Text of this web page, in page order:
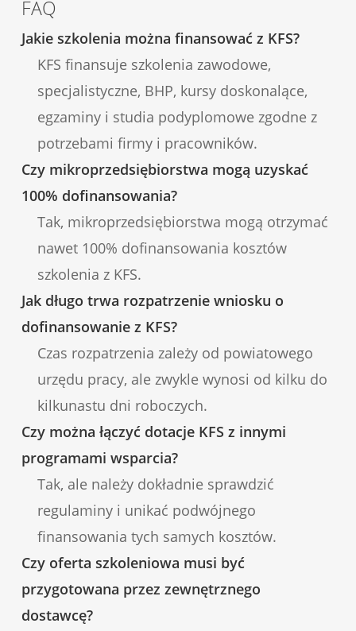
FAQ
Jakie szkolenia można finansować z KFS?
KFS finansuje szkolenia zawodowe,
specjalistyczne, BHP, kursy doskonalące,
egzaminy i studia podyplomowe zgodne z
potrzebami firmy i pracowników.
Czy mikroprzedsiębiorstwa mogą uzyskać
100% dofinansowania?
Tak, mikroprzedsiębiorstwa mogą otrzymać
nawet 100% dofinansowania kosztów
szkolenia z KFS.
Jak długo trwa rozpatrzenie wniosku o
dofinansowanie z KFS?
Czas rozpatrzenia zależy od powiatowego
urzędu pracy, ale zwykle wynosi od kilku do
kilkunastu dni roboczych.
Czy można łączyć dotacje KFS z innymi
programami wsparcia?
Tak, ale należy dokładnie sprawdzić
regulaminy i unikać podwójnego
finansowania tych samych kosztów.
Czy oferta szkoleniowa musi być
przygotowana przez zewnętrznego
dostawcę?